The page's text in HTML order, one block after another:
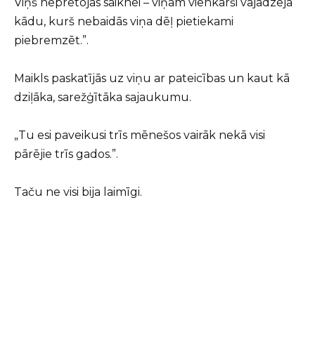
kādu, kurš nebaidās viņa dēļ pietiekami
piebremzēt.”.
Maikls paskatījās uz viņu ar pateicības un kaut kā
dziļāka, sarežģītāka sajaukumu.
„Tu esi paveikusi trīs mēnešos vairāk nekā visi
pārējie trīs gados.”.
Taču ne visi bija laimīgi.